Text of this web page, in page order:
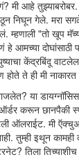
मी आहे
निघून गेले. मरा
म्हणाली "तो खूप
हे आमच्या
केंद्रबिंदू
ते ही मी
या
करून छानपैकी
ऑलराईट. मी
तुम्ही इथून
तिला